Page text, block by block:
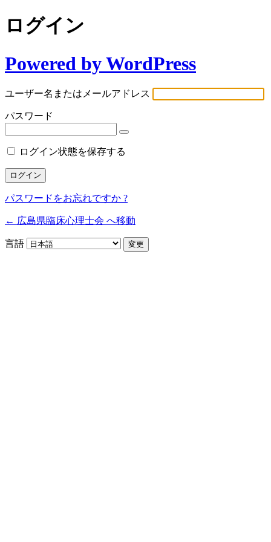
ログイン
Powered by WordPress
ユーザー名またはメールアドレス
パスワード
ログイン状態を保存する
パスワードをお忘れですか ?
← 広島県臨床心理士会 へ移動
言語